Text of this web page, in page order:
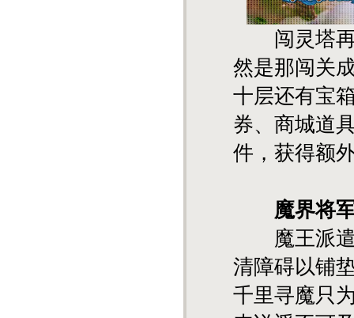
闯灵塔再
然是那闯关
十层还有宝
券、商城道
件，获得额
魔界将
魔王派遣
清障碍以铺
千里寻魔只